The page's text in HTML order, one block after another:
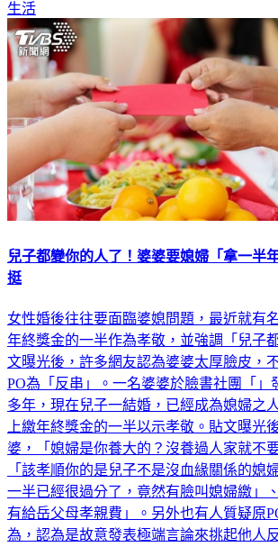
生活
兒子都變你的人了！婆婆要媳婦「拿一
挺
女性婚後往往要面臨婆媳問題，最近就有
年終獎金的一半作為孝敬，並強調「兒子
文曝光後，許多網友認為婆婆太厚臉皮，
PO為「反串」。一名婆婆於臉書社團「」
多年，現在兒子一結婚，已經成為媳婦之
上繳年終獎金的一半以示孝敬。貼文曝光
婆，「媳婦是你養大的？沒養過人家就不
「該孝順你的是兒子不是沒血緣關係的媳
一半已經很過分了，竟然有臉叫媳婦繳」
有給岳父母孝親費」。另外也有人質疑原
為，認為是故意發表極端言論來挑起他人